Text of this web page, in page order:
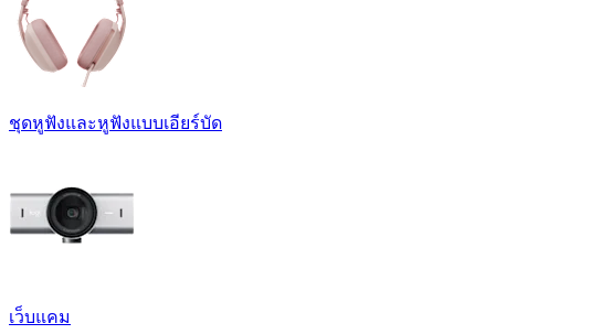
ชุดหูฟังและหูฟังแบบเอียร์บัด
เว็บแคม